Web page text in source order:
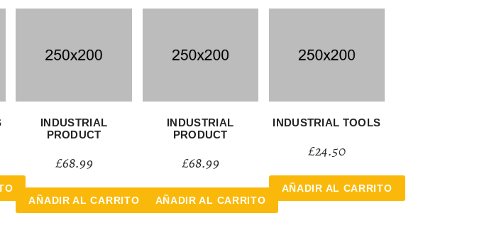
INDUSTRIAL
PRODUCT
£68.99
AÑADIR AL CARRITO
INDUSTRIAL
PRODUCT
£68.99
AÑADIR AL CARRITO
INDUSTRIAL TOOLS
£24.50
AÑADIR AL CARRITO